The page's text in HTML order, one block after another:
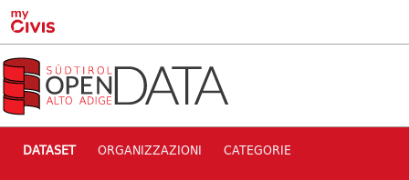
Skip to main content
DATASET ORGANIZZAZIONI CATEGORIE